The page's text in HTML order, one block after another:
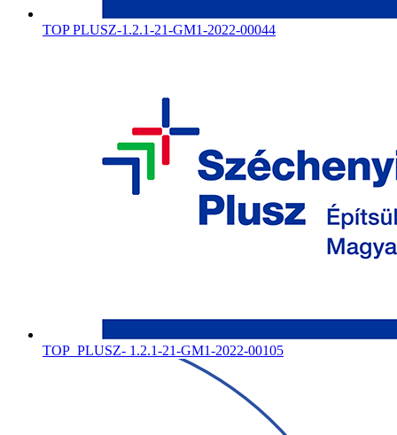
TOP PLUSZ-1.2.1-21-GM1-2022-00044
TOP_PLUSZ- 1.2.1-21-GM1-2022-00105